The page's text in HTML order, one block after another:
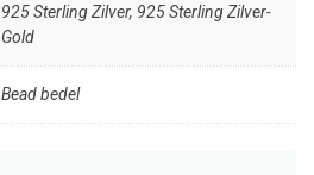
925 Sterling Zilver, 925 Sterling Zilver-
Gold
Bead bedel